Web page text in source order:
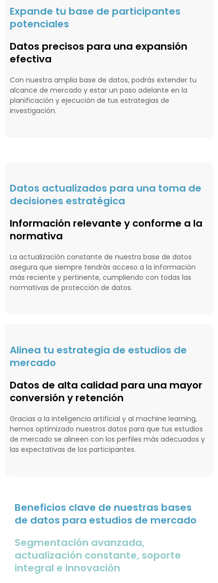
Expande tu base de participantes
potenciales
Datos precisos para una expansión
efectiva
Con nuestra amplia base de datos, podrás extender tu
alcance de mercado y estar un paso adelante en la
planificación y ejecución de tus estrategias de
investigación.
Datos actualizados para una toma de
decisiones estratégica
Información relevante y conforme a la
normativa
La actualización constante de nuestra base de datos
asegura que siempre tendrás acceso a la información
más reciente y pertinente, cumpliendo con todas las
normativas de protección de datos.
Alinea tu estrategia de estudios de
mercado
Datos de alta calidad para una mayor
conversión y retención
Gracias a la inteligencia artificial y al machine learning,
hemos optimizado nuestros datos para que tus estudios
de mercado se alineen con los perfiles más adecuados y
las expectativas de los participantes.
Beneficios clave de nuestras bases
de datos para estudios de mercado
Segmentación avanzada,
actualización constante, soporte
integral e innovación